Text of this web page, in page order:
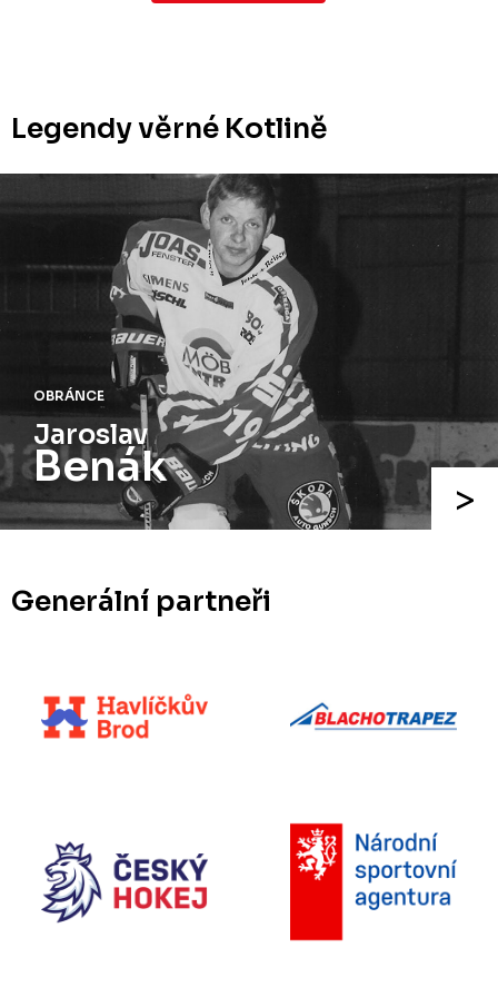
Legendy věrné Kotlině
OBRÁNCE
Radek
Martínek
Generální partneři